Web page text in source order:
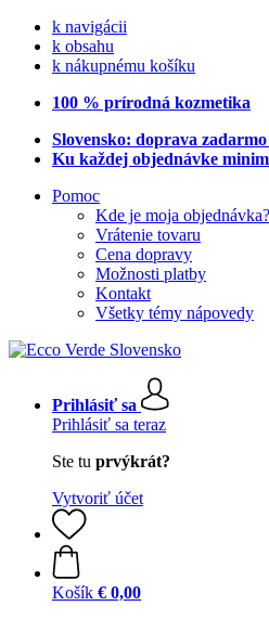
k navigácii
k obsahu
k nákupnému košíku
100 % prírodná kozmetika
Slovensko: doprava zadarmo
Ku každej objednávke
Pomoc
Kde je moja objednávka?
Vrátenie tovaru
Cena dopravy
Možnosti platby
Kontakt
Všetky témy nápovedy
Prihlásiť sa
Prihlásiť sa teraz
Ste tu prvýkrát?
Vytvoriť účet
Košík € 0,00